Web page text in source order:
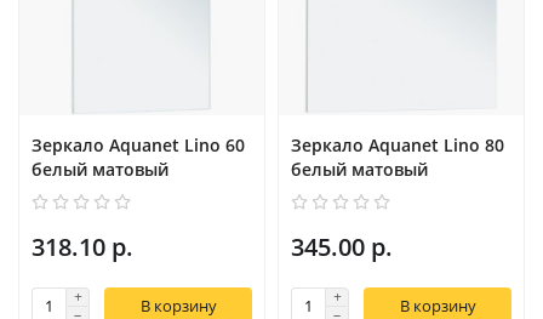
Зеркало Aquanet Lino 60
белый матовый
318.10 р.
В корзину
Зеркало Aquanet Lino 80
белый матовый
345.00 р.
В корзину